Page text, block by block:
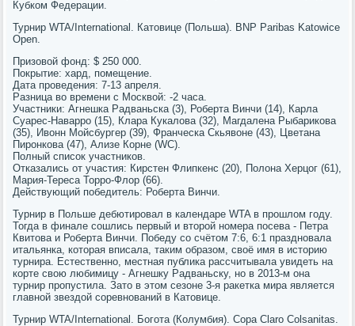
Кубком Федерации.
Турнир WTA/International. Катовице (Польша). BNP Paribas Katowice
Open.
Призовой фонд: $ 250 000.
Покрытие: хард, помещение.
Дата проведения: 7-13 апреля.
Разница во времени с Москвой: -2 часа.
Участники: Агнешка Радваньска (3), Роберта Винчи (14), Карла
Суарес-Наварро (15), Клара Кукалова (32), Магдалена Рыбарикова
(35), Ивонн Мойсбургер (39), Франческа Скьявоне (43), Цветана
Пиронкова (47), Ализе Корне (WC).
Полный список участников.
Отказались от участия: Кирстен Флипкенс (20), Полона Херцог (61),
Мария-Тереса Торро-Флор (66).
Действующий победитель: Роберта Винчи.
Турнир в Польше дебютировал в календаре WTA в прошлом году.
Тогда в финале сошлись первый и второй номера посева - Петра
Квитова и Роберта Винчи. Победу со счётом 7:6, 6:1 праздновала
итальянка, которая вписала, таким образом, своё имя в историю
турнира. Естественно, местная публика рассчитывала увидеть на
корте свою любимицу - Агнешку Радваньску, но в 2013-м она
турнир пропустила. Зато в этом сезоне 3-я ракетка мира является
главной звездой соревнований в Катовице.
Турнир WTA/International. Богота (Колумбия). Copa Claro Colsanitas.